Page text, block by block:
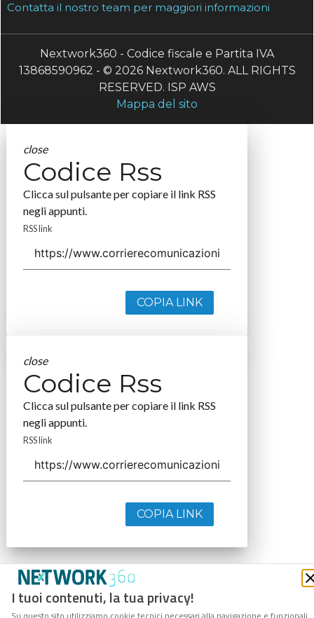
I tuoi contenuti, la tua privacy!
Contatta il nostro team per maggiori informazioni
Nextwork360 - Codice fiscale e Partita IVA
13868590962 - © 2026 Nextwork360. ALL RIGHTS
RESERVED. ISP AWS
Mappa del sito
close
Codice Rss
Clicca sul pulsante per copiare il link RSS
negli appunti.
RSS link
COPIA LINK
close
Codice Rss
Clicca sul pulsante per copiare il link RSS
negli appunti.
RSS link
COPIA LINK